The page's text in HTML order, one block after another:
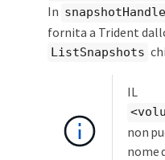
In snapshotHandle
fornita a Trident
ListSnapshots
IL
non
nome